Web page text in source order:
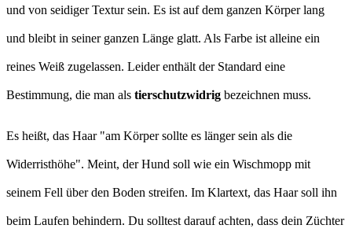
und von seidiger Textur sein. Es ist auf dem ganzen Körper lang
und bleibt in seiner ganzen Länge glatt. Als Farbe ist alleine ein
reines Weiß zugelassen. Leider enthält der Standard eine
Bestimmung, die man als tierschutzwidrig bezeichnen muss.
Es heißt, das Haar "am Körper sollte es länger sein als die
Widerristhöhe". Meint, der Hund soll wie ein Wischmopp mit
seinem Fell über den Boden streifen. Im Klartext, das Haar soll ihn
beim Laufen behindern. Du solltest darauf achten, dass dein Züchter